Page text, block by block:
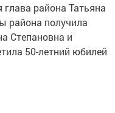
района Татьяна
района получила
Степановна и
50-летний юбилей